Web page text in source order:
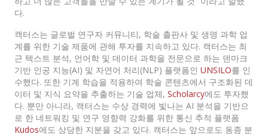
다.
캑터스는 글로벌 연구자 커뮤니티, 학술 출판사 및 생명 과학 업
계를 위한 기술 제품에 관해 투자를 지속하고 있다. 캑터스는 최
근 텍스트 분석, 언어학 및 데이터 과학을 전문으로 하는 덴마크
기반 인공 지능(AI) 및 자연어 처리(NLP) 플랫폼인 UNSILO를 인
수했다. 또한 기계 학습을 적용하여 학술 콘텐츠에서 구조화된 데
이터 및 지식 요약을 추출하는 기술 업체, Scholarcy에도 투자했
다. 뿐만 아니라, 캑터스는 수상 경력에 빛나는 AI 분석을 기반으
로 한 네트워킹 및 연구 영향력 강화를 위한 통신 추적 플랫폼
Kudos에도 상당한 지분을 갖고 있다. 캑터스는 앞으로도 동종 분